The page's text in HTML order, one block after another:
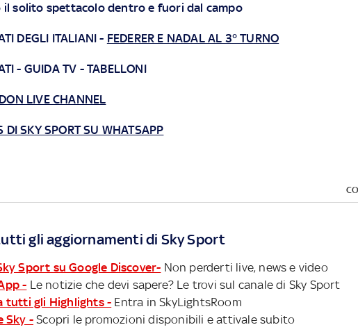
il solito spettacolo dentro e fuori dal campo
DEGLI ITALIANI - FEDERER E NADAL AL 3° TURNO
- GUIDA TV -TABELLONI
LIVE CHANNEL
DI SKY SPORT SU WHATSAPP
gli aggiornamenti di Sky Sport
Sport su Google Discover- Non perderti live, news e video
- Le notizie che devi sapere? Le trovi sul canale di Sky Sport
tutti gli Highlights - Entra in SkyLightsRoom
Sky -Scopri le promozioni disponibili e attivale subito